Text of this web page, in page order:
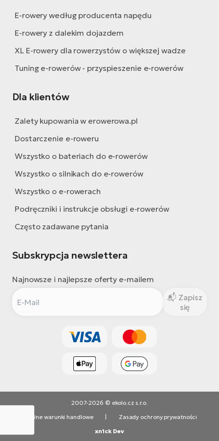
E-rowery według producenta napędu
E-rowery z dalekim dojazdem
XL E-rowery dla rowerzystów o większej wadze
Tuning e-rowerów - przyspieszenie e-rowerów
Dla klientów
Zalety kupowania w erowerowa.pl
Dostarczenie e-roweru
Wszystko o bateriach do e-rowerów
Wszystko o silnikach do e-rowerów
Wszystko o e-rowerach
Podręczniki i instrukcje obsługi e-rowerów
Często zadawane pytania
Subskrypcja newslettera
Najnowsze i najlepsze oferty e-mailem
się
2007-2026 © ekolo.cz s.r.o.
Ogólne warunki handlowe
Zasady ochrony prywatności
xn1ck Dev